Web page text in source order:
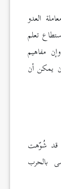
العدو
تعلم
مفاهيم
يمكن أن
قد شُوّهت
بالحرب